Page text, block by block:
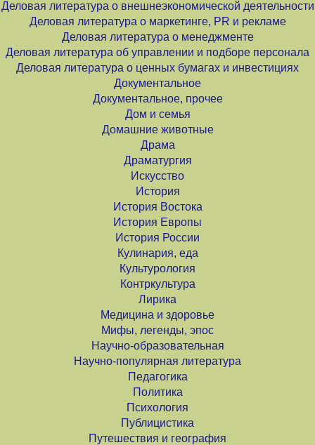
Деловая литература о внешнеэкономической деятельности
Деловая литература о маркетинге, PR и рекламе
Деловая литература о менеджменте
Деловая литература об управлении и подборе персонала
Деловая литература о ценных бумагах и инвестициях
Документальное
Документальное, прочее
Дом и семья
Домашние животные
Драма
Драматургия
Искусство
История
История Востока
История Европы
История России
Кулинария, еда
Культурология
Контркультура
Лирика
Медицина и здоровье
Мифы, легенды, эпос
Научно-образовательная
Научно-популярная литература
Педагогика
Политика
Психология
Публицистика
Путешествия и география